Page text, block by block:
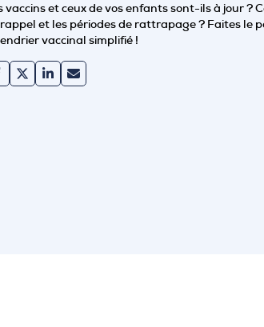
vaccins et ceux de vos enfants sont-ils à jour ?
et les périodes de rattrapage ? Faites le
vaccinal simplifié !